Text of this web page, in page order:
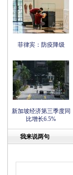
菲律宾：防疫降级
新加坡经济第三季度同
比增长6.5%
我来说两句